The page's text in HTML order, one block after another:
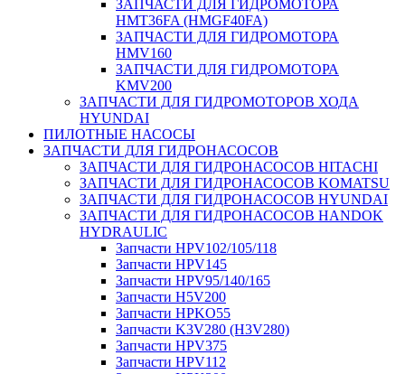
ЗАПЧАСТИ ДЛЯ ГИДРОМОТОРА
HMT36FA (HMGF40FA)
ЗАПЧАСТИ ДЛЯ ГИДРОМОТОРА
HMV160
ЗАПЧАСТИ ДЛЯ ГИДРОМОТОРА
KMV200
ЗАПЧАСТИ ДЛЯ ГИДРОМОТОРОВ ХОДА
HYUNDAI
ПИЛОТНЫЕ НАСОСЫ
ЗАПЧАСТИ ДЛЯ ГИДРОНАСОСОВ
ЗАПЧАСТИ ДЛЯ ГИДРОНАСОСОВ HITACHI
ЗАПЧАСТИ ДЛЯ ГИДРОНАСОСОВ KOMATSU
ЗАПЧАСТИ ДЛЯ ГИДРОНАСОСОВ HYUNDAI
ЗАПЧАСТИ ДЛЯ ГИДРОНАСОСОВ HANDOK
HYDRAULIC
Запчасти HPV102/105/118
Запчасти HPV145
Запчасти HPV95/140/165
Запчасти H5V200
Запчасти HPKO55
Запчасти K3V280 (H3V280)
Запчасти HPV375
Запчасти HPV112